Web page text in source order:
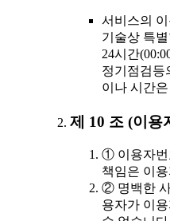
서비스의
기술상 특
24시간
정기점검등
이나 시간
제 10 조 (이용
① 이용자번
책임은 이
② 명백한 사
용자가 이